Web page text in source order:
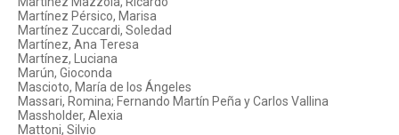
Martínez Pérsico, Marisa
Martínez Zuccardi, Soledad
Martínez, Ana Teresa
Martínez, Luciana
Marún, Gioconda
Mascioto, María de los Ángeles
Massari, Romina; Fernando Martín Peña y Carlos Vallina
Massholder, Alexia
Mattoni, Silvio